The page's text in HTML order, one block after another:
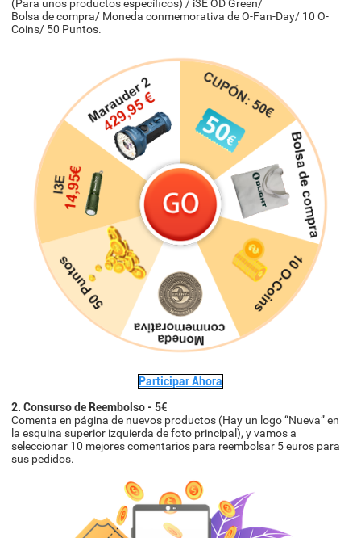
(Para unos productos específicos) / i3E OD Green/
Bolsa de compra/ Moneda conmemorativa de O-Fan-Day/ 10 O-
Coins/ 50 Puntos.
Participar Ahora
2. Consurso de Reembolso - 5€
Comenta en página de nuevos productos (Hay un logo “Nueva” en
la esquina superior izquierda de foto principal), y vamos a
seleccionar 10 mejores comentarios para reembolsar 5 euros para
sus pedidos.